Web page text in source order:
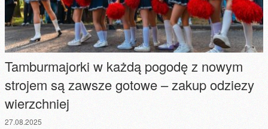
Tamburmajorki w każdą pogodę z nowym
strojem są zawsze gotowe – zakup odziezy
wierzchniej
27.08.2025